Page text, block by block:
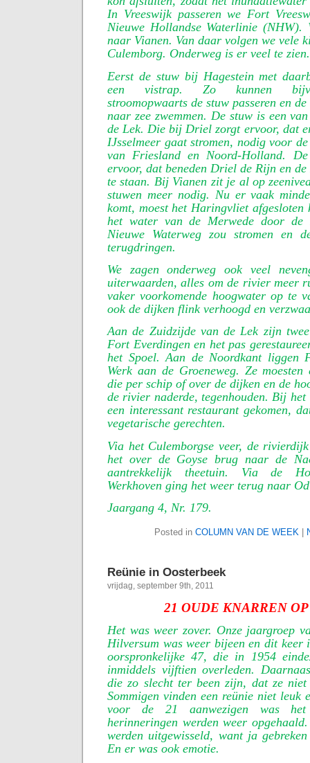
In Vreeswijk passeren we Fort
Nieuwe Hollandse Waterlinie (NHW).
naar Vianen. Van daar volgen we vele
Culemborg. Onderweg is er veel te zien.
Eerst de stuw bij Hagestein met
een vistrap. Zo kunnen
stroomopwaarts de stuw passeren en
naar zee zwemmen. De stuw is een
de Lek. Die bij Driel zorgt ervoor, dat
IJsselmeer gaat stromen, nodig voor
van Friesland en Noord-Holland.
ervoor, dat beneden Driel de Rijn en
te staan. Bij Vianen zit je al op
stuwen meer nodig. Nu er vaak
komt, moest het Haringvliet afgesloten
het water van de Merwede door de
Nieuwe Waterweg zou stromen en
terugdringen.
We zagen onderweg ook veel
uiterwaarden, alles om de rivier meer
vaker voorkomende hoogwater op te
ook de dijken flink verhoogd en
Aan de Zuidzijde van de Lek zijn
Fort Everdingen en het pas
het Spoel. Aan de Noordkant liggen
Werk aan de Groeneweg. Ze
die per schip of over de dijken en de
de rivier naderde, tegenhouden. Bij het
een interessant restaurant gekomen,
vegetarische gerechten.
Via het Culemborgse veer, de
het over de Goyse brug naar de
aantrekkelijk theetuin. Via de
Werkhoven ging het weer terug naar
Jaargang 4, Nr. 179.
Posted in COLUMN VAN DE WEEK
Reünie in Oosterbeek
vrijdag, september 9th, 2011
21 OUDE KNARREN
Het was weer zover. Onze jaargroep
Hilversum was weer bijeen en dit keer
oorspronkelijke 47, die in 1954
inmiddels vijftien overleden.
die zo slecht ter been zijn, dat ze niet
Sommigen vinden een reünie niet leuk
voor de 21 aanwezigen was
herinneringen werden weer
werden uitgewisseld, want ja
En er was ook emotie.